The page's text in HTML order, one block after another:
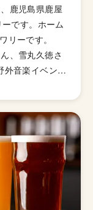
鹿児島県鹿屋
です。ホーム
リーです。
、雪丸久徳さ
外音楽イベント
。様々なクラフ
｢Whack A
。 仕込みには、
｢Whack A Mole｣
A Moleは、も